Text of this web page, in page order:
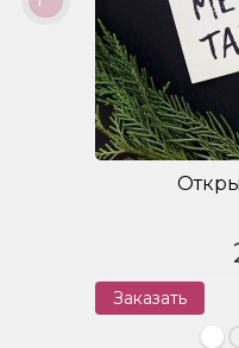
Заказать